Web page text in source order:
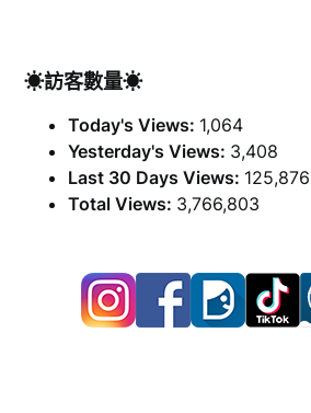
☀訪客數量☀
Today's Views: 1,064
Yesterday's Views: 3,408
Last 30 Days Views: 125,876
Total Views: 3,766,803